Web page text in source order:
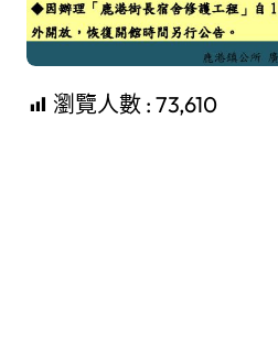
瀏覽人數 : 73,610